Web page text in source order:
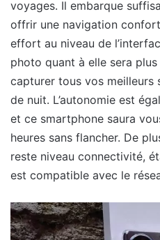
voyages. Il embarque
offrir une navigation
effort au niveau de
photo quant à elle sera
capturer tous vos meilleurs
de nuit. L’autonomie est
et ce smartphone saura
heures sans flancher. De
reste niveau connectivité,
est compatible avec le